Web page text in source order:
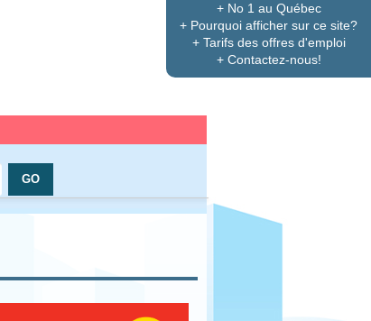
+ No 1 au Québec
+ Pourquoi afficher sur ce site?
+ Tarifs des offres d'emploi
+ Contactez-nous!